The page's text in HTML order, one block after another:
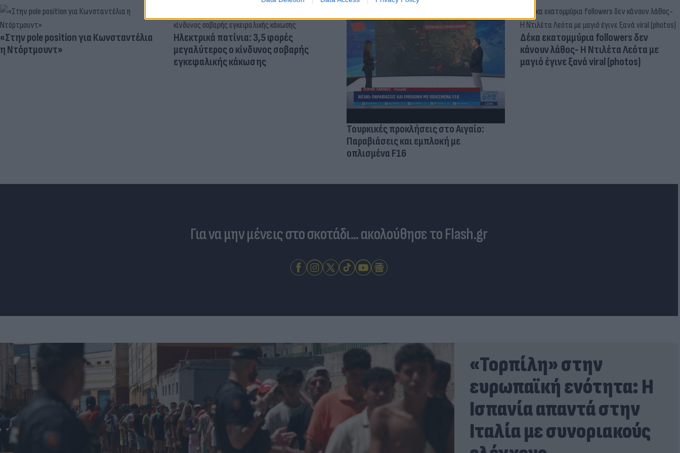
«Στην pole position για Κωνσταντέλια
η Ντόρτμουντ»
Ηλεκτρικά πατίνια: 3,5 φορές
μεγαλύτερος ο κίνδυνος σοβαρής
εγκεφαλικής κάκωσης
Τουρκικές προκλήσεις στο Αιγαίο:
Παραβιάσεις και εμπλοκή με
οπλισμένα F16
Δέκα εκατομμύρια followers δεν
κάνουν λάθος- Η Ντιλέτα Λεότα με
μαγιό έγινε ξανά viral (photos)
Για να μην μένεις στο σκοτάδι... ακολούθησε το Flash.gr
«Τορπίλη» στην
ευρωπαϊκή ενότητα: Η
Ισπανία απαντά στην
Ιταλία με συνοριακούς